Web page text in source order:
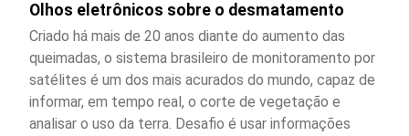
Olhos eletrônicos sobre o desmatamento
Criado há mais de 20 anos diante do aumento das
queimadas, o sistema brasileiro de monitoramento por
satélites é um dos mais acurados do mundo, capaz de
informar, em tempo real, o corte de vegetação e
analisar o uso da terra. Desafio é usar informações